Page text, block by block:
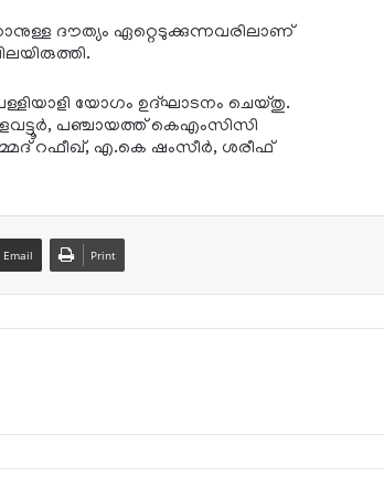
ദൗത്യം ഏറ്റെടുക്കുന്നവരിലാണ്
യോഗം ഉദ്ഘാടനം ചെയ്തു.
പഞ്ചായത്ത് കെഎംസിസി
റഫീഖ്, എ.കെ ഷംസീര്‍, ശരീഫ്
Email Print